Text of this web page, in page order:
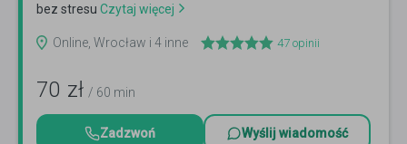
bez stresu Czytaj więcej
Online, Wrocław i 4 inne 47 opinii
70 zł / 60 min
Zadzwoń Wyślij wiadomość